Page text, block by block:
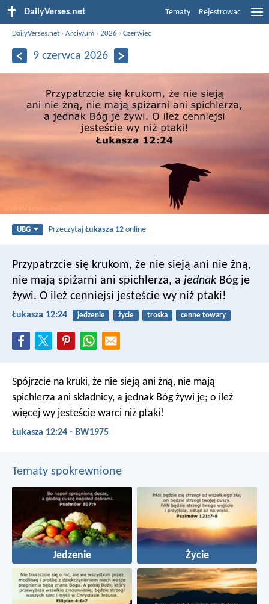
DailyVerses.net Tematy Rejestrowac
DailyVerses.net ›Arciwum ›2026 ›Czerwiec
9 czerwca 2026
UBG PrzeczytajŁukasza 12 online
Przypatrzcie się krukom, że nie sieją ani nie żną,
nie mają spiżarni ani spichlerza, a jednak Bóg je
żywi. O ileż cenniejsi jesteście wy niż ptaki!
Łukasza 12:24 jedzenie życie troska cenne towary
Spójrzcie na kruki, że nie sieją ani żną, nie mają
spichlerza ani składnicy, a jednak Bóg żywi je; o ileż
więcej wy jesteście warci niż ptaki!
Łukasza 12:24 - BW1975
Tematy spokrewnione
Jedzenie Życie